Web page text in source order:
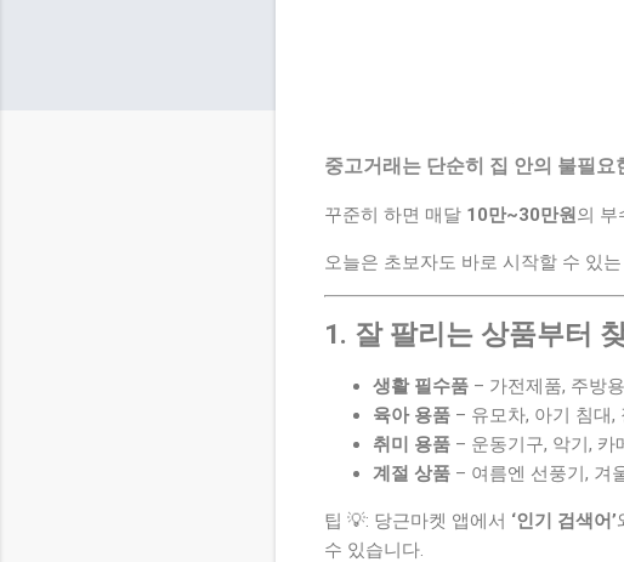
중고거래는 단순히 집 안의 불필
꾸준히 하면 매달 10만~30만원 의 부
오늘은 초보자도 바로 시작할 수 있는
1. 잘 팔리는 상품부터
생활 필수품 – 가전제품, 주방
육아 용품 – 유모차, 아기 침대,
취미 용품 – 운동기구, 악기, 카
계절 상품 – 여름엔 선풍기, 겨
팁 💡: 당근마켓 앱에서 ‘인기 검색어’
수 있습니다.